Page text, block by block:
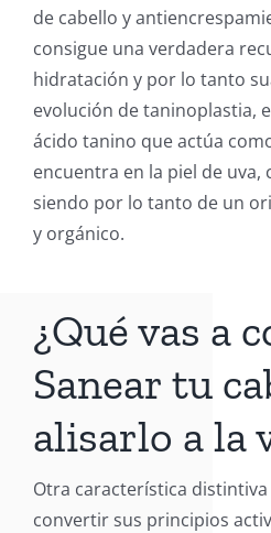
de cabello y
consigue una verdadera
hidratación y por lo tanto
evolución de taninoplastia,
ácido tanino que actúa
encuentra en la piel de uva,
siendo por lo tanto de un
y orgánico.
¿Qué vas a
Sanear tu
alisarlo a la
Otra característica
convertir sus principios